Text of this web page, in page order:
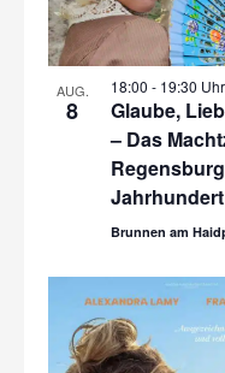
AUG.
8
18:00 - 19:30 Uhr
Glaube,
– Das
Jahrhundert
Brunnen am